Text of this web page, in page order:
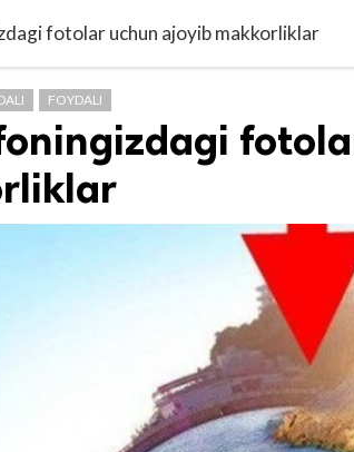
fotolar uchun ajoyib makkorliklar
FOYDALI